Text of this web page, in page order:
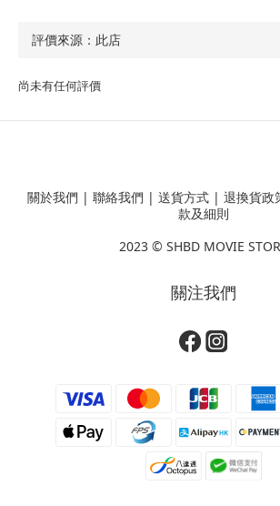
尚未有任何評價
關於我們 | 聯絡我們 | 送貨方式 | 退換貨政
款及細則
2023 © SHBD MOVIE
關注我們